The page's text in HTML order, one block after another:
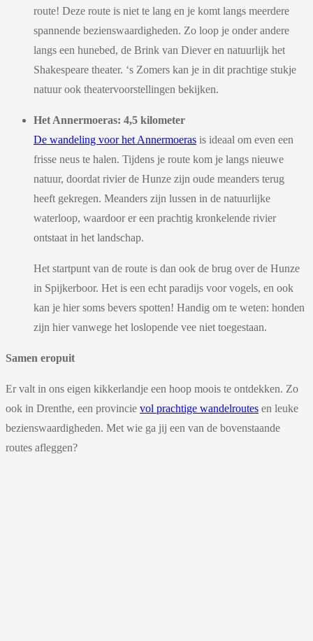
route! Deze route is niet te lang en je komt langs meerdere
spannende bezienswaardigheden. Zo loop je onder andere
langs een hunebed, de Brink van Diever en natuurlijk het
Shakespeare theater. ‘s Zomers kan je in dit prachtige stukje
natuur ook theatervoorstellingen bekijken.
Het Annermoeras: 4,5 kilometer
De wandeling voor het Annermoeras is ideaal om even een
frisse neus te halen. Tijdens je route kom je langs nieuwe
natuur, doordat rivier de Hunze zijn oude meanders terug
heeft gekregen. Meanders zijn lussen in de natuurlijke
waterloop, waardoor er een prachtig kronkelende rivier
ontstaat in het landschap.
Het startpunt van de route is dan ook de brug over de Hunze
in Spijkerboor. Het is een echt paradijs voor vogels, en ook
kan je hier soms bevers spotten! Handig om te weten: honden
zijn hier vanwege het loslopende vee niet toegestaan.
Samen eropuit
Er valt in ons eigen kikkerlandje een hoop moois te ontdekken. Zo
ook in Drenthe, een provincie vol prachtige wandelroutes en leuke
bezienswaardigheden. Met wie ga jij een van de bovenstaande
routes afleggen?